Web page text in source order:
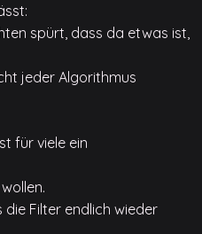
spürt, dass da etwas ist,
jeder Algorithmus
für viele ein
die Filter endlich wieder